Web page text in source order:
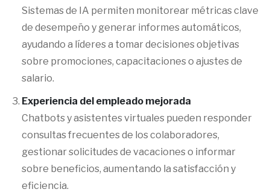
Sistemas de IA permiten monitorear métricas clave
de desempeño y generar informes automáticos,
ayudando a líderes a tomar decisiones objetivas
sobre promociones, capacitaciones o ajustes de
salario.
Experiencia del empleado mejorada
Chatbots y asistentes virtuales pueden responder
consultas frecuentes de los colaboradores,
gestionar solicitudes de vacaciones o informar
sobre beneficios, aumentando la satisfacción y
eficiencia.